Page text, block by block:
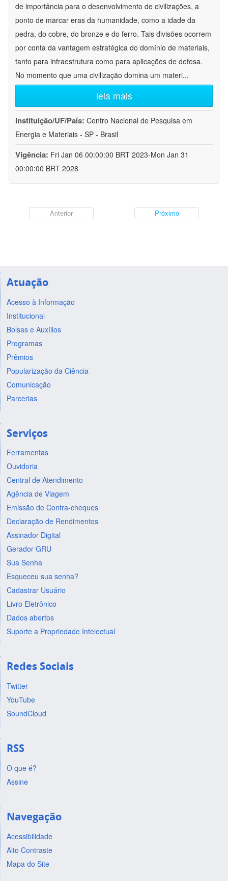
de importância para o desenvolvimento de civilizações, a
ponto de marcar eras da humanidade, como a idade da
pedra, do cobre, do bronze e do ferro. Tais divisões ocorrem
por conta da vantagem estratégica do domínio de materiais,
tanto para infraestrutura como para aplicações de defesa.
No momento que uma civilização domina um materi...
leia mais
Instituição/UF/País: Centro Nacional de Pesquisa em
Energia e Materiais - SP - Brasil
Vigência: Fri Jan 06 00:00:00 BRT 2023-Mon Jan 31
00:00:00 BRT 2028
Anterior Próximo
Atuação
Acesso à Informação
Institucional
Bolsas e Auxílios
Programas
Prêmios
Popularização da Ciência
Comunicação
Parcerias
Serviços
Ferramentas
Ouvidoria
Central de Atendimento
Agência de Viagem
Emissão de Contra-cheques
Declaração de Rendimentos
Assinador Digital
Gerador GRU
Sua Senha
Esqueceu sua senha?
Cadastrar Usuário
Livro Eletrônico
Dados abertos
Suporte a Propriedade Intelectual
Redes Sociais
Twitter
YouTube
SoundCloud
RSS
O que é?
Assine
Navegação
Acessibilidade
Alto Contraste
Mapa do Site